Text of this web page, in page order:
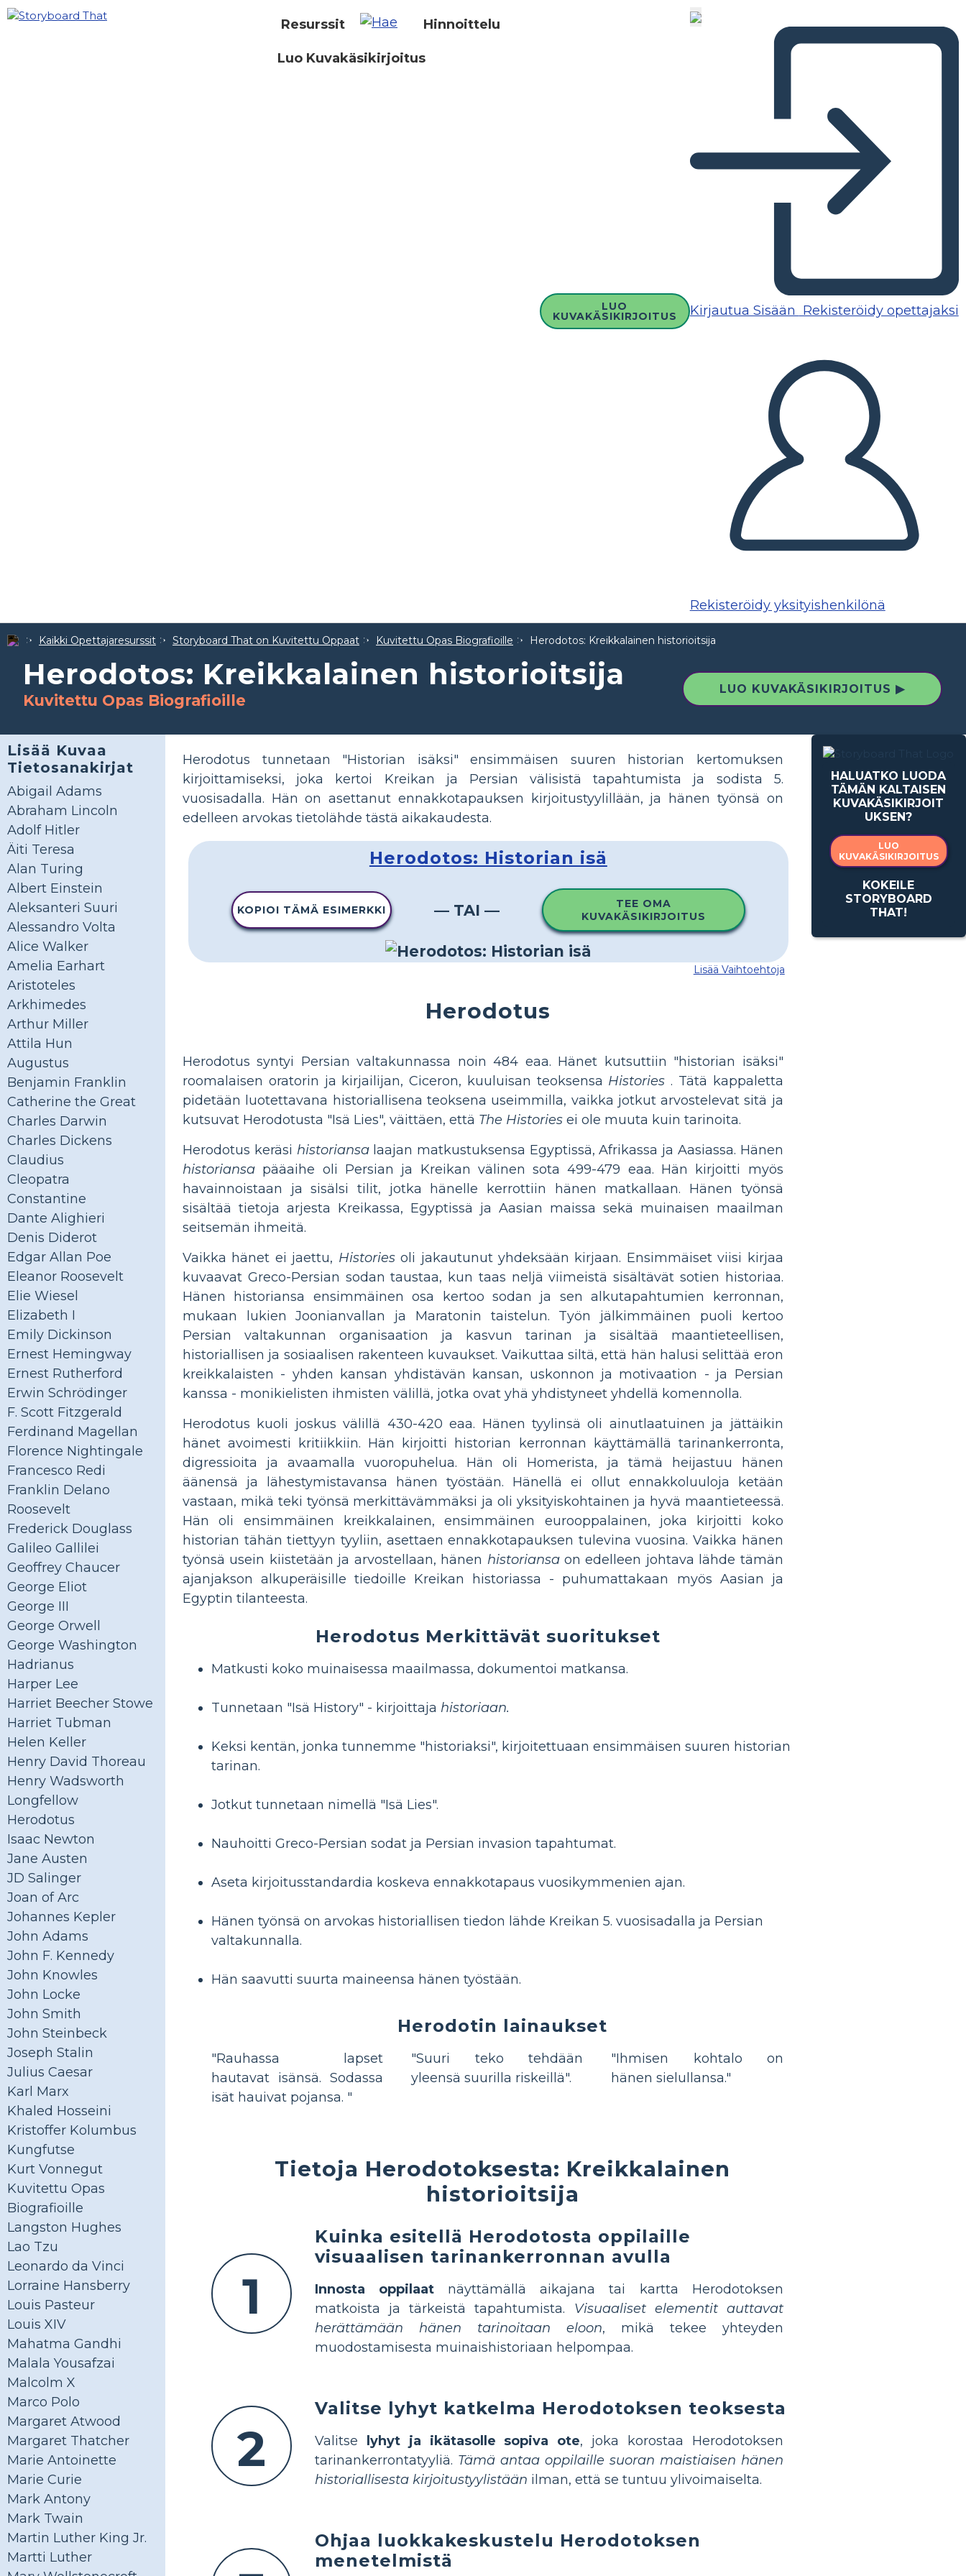
Resurssit Hinnoittelu
Luo Kuvakäsikirjoitus
LUO
KUVAKÄSIKIRJOITUS Kirjautua Sisään Rekisteröidy opettajaksi
Rekisteröidy yksityishenkilönä
Kaikki Opettajaresurssit Storyboard That on Kuvitettu Oppaat Kuvitettu Opas Biografioille Herodotos: Kreikkalainen historioitsija
Herodotos: Kreikkalainen historioitsija
Kuvitettu Opas Biografioille
LUO KUVAKÄSIKIRJOITUS ▶
Lisää Kuvaa
Tietosanakirjat
Abigail Adams
Abraham Lincoln
Adolf Hitler
Äiti Teresa
Alan Turing
Albert Einstein
Aleksanteri Suuri
Alessandro Volta
Alice Walker
Amelia Earhart
Aristoteles
Arkhimedes
Arthur Miller
Attila Hun
Augustus
Benjamin Franklin
Catherine the Great
Charles Darwin
Charles Dickens
Claudius
Cleopatra
Constantine
Dante Alighieri
Denis Diderot
Edgar Allan Poe
Eleanor Roosevelt
Elie Wiesel
Elizabeth I
Emily Dickinson
Ernest Hemingway
Ernest Rutherford
Erwin Schrödinger
F. Scott Fitzgerald
Ferdinand Magellan
Florence Nightingale
Francesco Redi
Franklin Delano
Roosevelt
Frederick Douglass
Galileo Gallilei
Geoffrey Chaucer
George Eliot
George III
George Orwell
George Washington
Hadrianus
Harper Lee
Harriet Beecher Stowe
Harriet Tubman
Helen Keller
Henry David Thoreau
Henry Wadsworth
Longfellow
Herodotus
Isaac Newton
Jane Austen
JD Salinger
Joan of Arc
Johannes Kepler
John Adams
John F. Kennedy
John Knowles
John Locke
John Smith
John Steinbeck
Joseph Stalin
Julius Caesar
Karl Marx
Khaled Hosseini
Kristoffer Kolumbus
Kungfutse
Kurt Vonnegut
Kuvitettu Opas
Biografioille
Langston Hughes
Lao Tzu
Leonardo da Vinci
Lorraine Hansberry
Louis Pasteur
Louis XIV
Mahatma Gandhi
Malala Yousafzai
Malcolm X
Marco Polo
Margaret Atwood
Margaret Thatcher
Marie Antoinette
Marie Curie
Mark Antony
Mark Twain
Martin Luther King Jr.
Martti Luther
HALUATKO LUODA
TÄMÄN KALTAISEN
KUVAKÄSIKIRJOIT
UKSEN?
LUO
KUVAKÄSIKIRJOITUS
KOKEILE
STORYBOARD
THAT!
Herodotus tunnetaan "Historian isäksi" ensimmäisen suuren historian kertomuksen
kirjoittamiseksi, joka kertoi Kreikan ja Persian välisistä tapahtumista ja sodista 5.
vuosisadalla. Hän on asettanut ennakkotapauksen kirjoitustyylillään, ja hänen työnsä on
edelleen arvokas tietolähde tästä aikakaudesta.
Herodotos: Historian isä
KOPIOI TÄMÄ ESIMERKKI — TAI —
TEE OMA
KUVAKÄSIKIRJOITUS
Lisää Vaihtoehtoja
Herodotus
Herodotus syntyi Persian valtakunnassa noin 484 eaa. Hänet kutsuttiin "historian isäksi"
roomalaisen oratorin ja kirjailijan, Ciceron, kuuluisan teoksensa Histories . Tätä kappaletta
pidetään luotettavana historiallisena teoksena useimmilla, vaikka jotkut arvostelevat sitä ja
kutsuvat Herodotusta "Isä Lies", väittäen, että The Histories ei ole muuta kuin tarinoita.
Herodotus keräsi historiansalaajan matkustuksensa Egyptissä, Afrikassa ja Aasiassa. Hänen
historiansa pääaihe oli Persian ja Kreikan välinen sota 499-479 eaa. Hän kirjoitti myös
havainnoistaan ​​ja sisälsi tilit, jotka hänelle kerrottiin hänen matkallaan. Hänen työnsä
sisältää tietoja arjesta Kreikassa, Egyptissä ja Aasian maissa sekä muinaisen maailman
seitsemän ihmeitä.
Vaikka hänet ei jaettu, Historiesoli jakautunut yhdeksään kirjaan. Ensimmäiset viisi kirjaa
kuvaavat Greco-Persian sodan taustaa, kun taas neljä viimeistä sisältävät sotien historiaa.
Hänen historiansa ensimmäinen osa kertoo sodan ja sen alkutapahtumien kerronnan,
mukaan lukien Joonianvallan ja Maratonin taistelun. Työn jälkimmäinen puoli kertoo
Persian valtakunnan organisaation ja kasvun tarinan ja sisältää maantieteellisen,
historiallisen ja sosiaalisen rakenteen kuvaukset. Vaikuttaa siltä, ​​että hän halusi selittää eron
kreikkalaisten - yhden kansan yhdistävän kansan, uskonnon ja motivaation - ja Persian
kanssa - monikielisten ihmisten välillä, jotka ovat yhä yhdistyneet yhdellä komennolla.
Herodotus kuoli joskus välillä 430-420 eaa. Hänen tyylinsä oli ainutlaatuinen ja jättäikin
hänet avoimesti kritiikkiin. Hän kirjoitti historian kerronnan käyttämällä tarinankerronta,
digressioita ja avaamalla vuoropuhelua. Hän oli Homerista, ja tämä heijastuu hänen
äänensä ja lähestymistavansa hänen työstään. Hänellä ei ollut ennakkoluuloja ketään
vastaan, mikä teki työnsä merkittävämmäksi ja oli yksityiskohtainen ja hyvä maantieteessä.
Hän oli ensimmäinen kreikkalainen, ensimmäinen eurooppalainen, joka kirjoitti koko
historian tähän tiettyyn tyyliin, asettaen ennakkotapauksen tulevina vuosina. Vaikka hänen
työnsä usein kiistetään ja arvostellaan, hänen historiansaon edelleen johtava lähde tämän
ajanjakson alkuperäisille tiedoille Kreikan historiassa - puhumattakaan myös Aasian ja
Egyptin tilanteesta.
Herodotus Merkittävät suoritukset
Matkusti koko muinaisessa maailmassa, dokumentoi matkansa.
Tunnetaan "Isä History" - kirjoittaja historiaan.
Keksi kentän, jonka tunnemme "historiaksi", kirjoitettuaan ensimmäisen suuren historian
tarinan.
Jotkut tunnetaan nimellä "Isä Lies".
Nauhoitti Greco-Persian sodat ja Persian invasion tapahtumat.
Aseta kirjoitusstandardia koskeva ennakkotapaus vuosikymmenien ajan.
Hänen työnsä on arvokas historiallisen tiedon lähde Kreikan 5. vuosisadalla ja Persian
valtakunnalla.
Hän saavutti suurta maineensa hänen työstään.
Herodotin lainaukset
"Rauhassa lapset
hautavat isänsä. Sodassa
isät hauivat pojansa. "
"Suuri teko tehdään
yleensä suurilla riskeillä".
"Ihmisen kohtalo on
hänen sielullansa."
Tietoja Herodotoksesta: Kreikkalainen
historioitsija
1
Kuinka esitellä Herodotosta oppilaille
visuaalisen tarinankerronnan avulla
Innosta oppilaat näyttämällä aikajana tai kartta Herodotoksen
matkoista ja tärkeistä tapahtumista. Visuaaliset elementit auttavat
herättämään hänen tarinoitaan eloon, mikä tekee yhteyden
muodostamisesta muinaishistoriaan helpompaa.
2
Valitse lyhyt katkelma Herodotoksen teoksesta
Valitse lyhyt ja ikätasolle sopiva ote, joka korostaa Herodotoksen
tarinankerrontatyyliä. Tämä antaa oppilaille suoran maistiaisen hänen
historiallisesta kirjoitustyylistään ilman, että se tuntuu ylivoimaiselta.
Ohjaa luokkakeskustelu Herodotoksen
menetelmistä